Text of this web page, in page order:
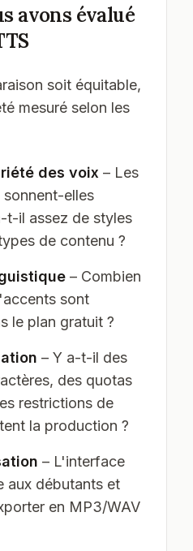
avons évalué
soit équitable,
mesuré selon les
des voix – Les
elles
t-il assez de styles
de contenu ?
– Combien
sont
le plan gratuit ?
– Y a-t-il des
des quotas
restrictions de
la production ?
– L'interface
aux débutants et
en MP3/WAV